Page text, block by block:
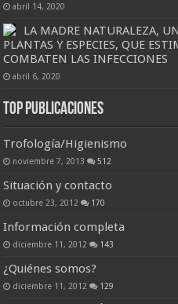
abril 14, 2020
LA MADRE NATURALEZA,
PLANTAS Y ESPECIES, QUE
COMBATEN LAS INFECCIONES
abril 6, 2020
Top Publicaciones
Trofología/Higienismo
noviembre 7, 2013 512
Situación y contacto
octubre 23, 2012 170
Información completa
diciembre 11, 2012 143
¿Quiénes somos?
diciembre 11, 2012 129